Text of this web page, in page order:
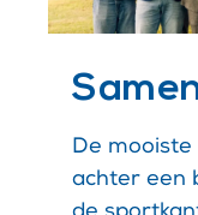
De
achter een